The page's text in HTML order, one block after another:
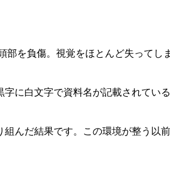
を負傷。視覚をほとんど失ってし
に白文字で資料名が記載されてい
んだ結果です。この環境が整う以